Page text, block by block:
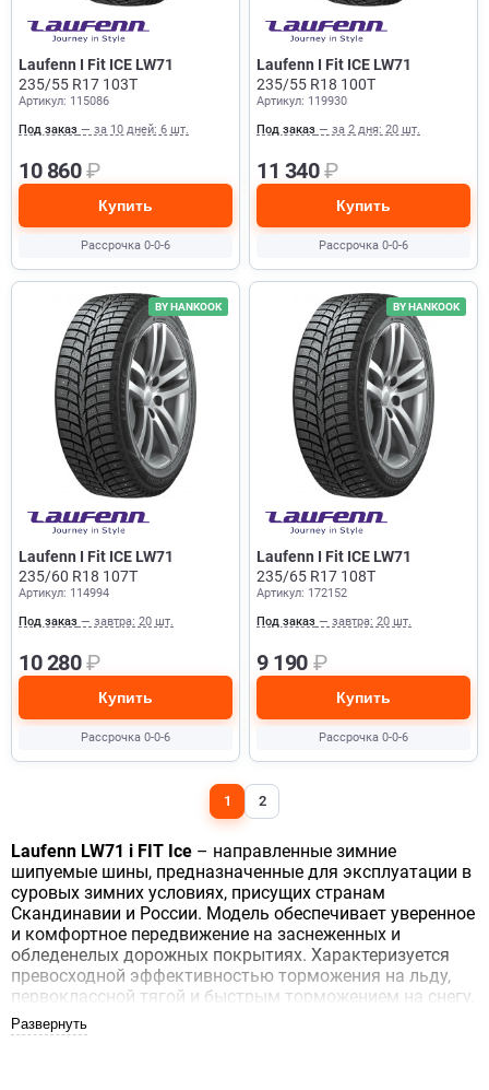
Laufenn I Fit ICE LW71
235/55 R17 103T
Артикул: 115086
Под заказ — за 10 дней: 6 шт.
10 860₽
Купить
Рассрочка 0-0-6
Laufenn I Fit ICE LW71
235/55 R18 100T
Артикул: 119930
Под заказ — за 2 дня: 20 шт.
11 340₽
Купить
Рассрочка 0-0-6
BY HANKOOK
Laufenn I Fit ICE LW71
235/60 R18 107T
Артикул: 114994
Под заказ — завтра: 20 шт.
10 280₽
Купить
Рассрочка 0-0-6
BY HANKOOK
Laufenn I Fit ICE LW71
235/65 R17 108T
Артикул: 172152
Под заказ — завтра: 20 шт.
9 190 ₽
Купить
Рассрочка 0-0-6
1 2
Laufenn LW71 i FIT Ice – направленные зимние
шипуемые шины, предназначенные для эксплуатации в
суровых зимних условиях, присущих странам
Скандинавии и России. Модель обеспечивает уверенное
и комфортное передвижение на заснеженных и
обледенелых дорожных покрытиях. Характеризуется
превосходной эффективностью торможения на льду,
первоклассной тягой и быстрым торможением на снегу,
а также плавностью хода и акустическим комфортом.
Она рассчитана на езду при низкой температуре. Бренд